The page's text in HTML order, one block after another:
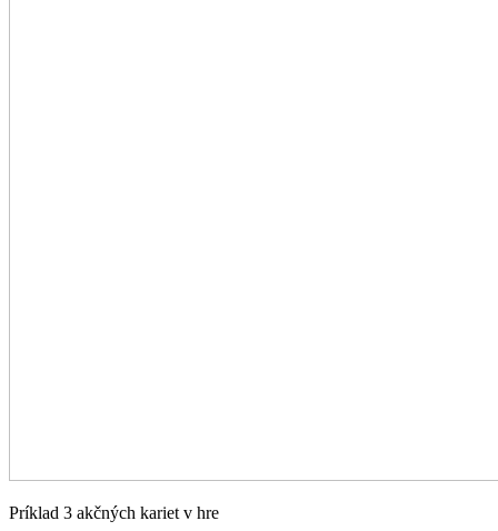
Príklad 3 akčných kariet v hre